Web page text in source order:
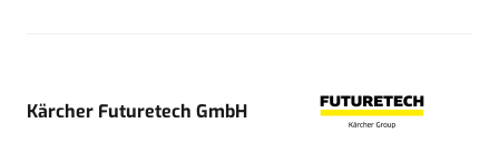
Kärcher Futuretech GmbH